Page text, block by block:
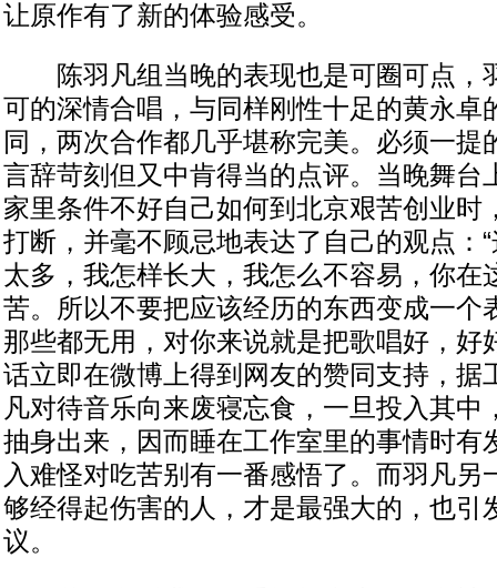
让原作有了新的体验感受。
陈羽凡组当晚的表现也是可圈可点，
可的深情合唱，与同样刚性十足的黄永卓
同，两次合作都几乎堪称完美。必须一提
言辞苛刻但又中肯得当的点评。当晚舞台
家里条件不好自己如何到北京艰苦创业时
打断，并毫不顾忌地表达了自己的观点：
太多，我怎样长大，我怎么不容易，你在
苦。所以不要把应该经历的东西变成一个
那些都无用，对你来说就是把歌唱好，好
话立即在微博上得到网友的赞同支持，据
凡对待音乐向来废寝忘食，一旦投入其中
抽身出来，因而睡在工作室里的事情时有
入难怪对吃苦别有一番感悟了。而羽凡另
够经得起伤害的人，才是最强大的，也引
议。